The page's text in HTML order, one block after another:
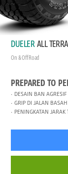
DUELER ALL
On & Off Road
PREPARED TO
DESAIN BAN AGRESIF
GRIP DI JALAN
PENINGKATAN JARAK